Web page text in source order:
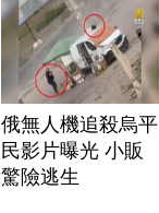
俄無人機追殺烏平
民影片曝光 小販
驚險逃生